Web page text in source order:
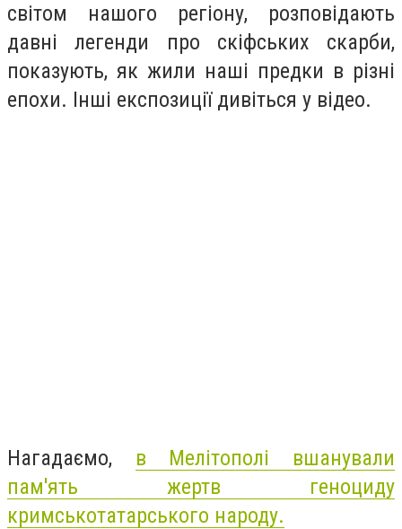
світом нашого регіону, розповідають
давні легенди про скіфських скарби,
показують, як жили наші предки в різні
епохи. Інші експозиції дивіться у відео.
Нагадаємо, в Мелітополі вшанували
пам'ять жертв геноциду
кримськотатарського народу.